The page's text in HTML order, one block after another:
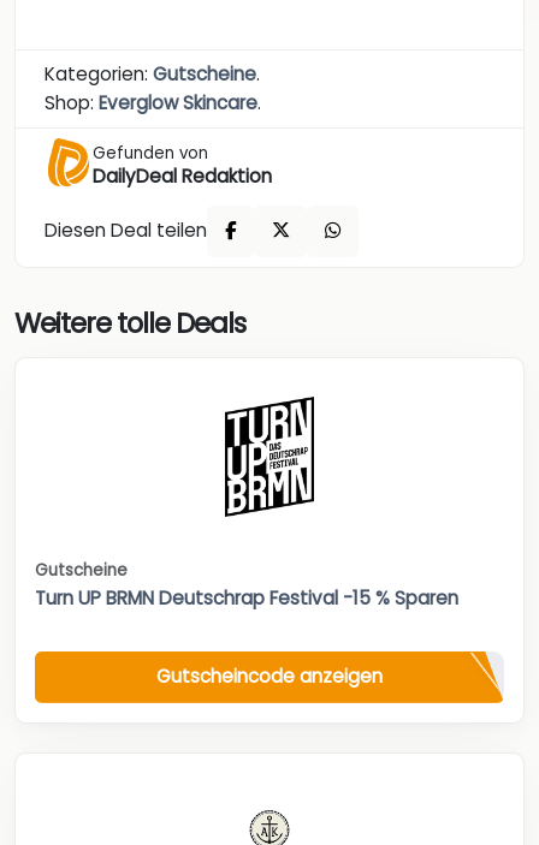
Kategorien: Gutscheine.
Shop: Everglow Skincare.
Gefunden von
DailyDeal Redaktion
Diesen Deal teilen
Weitere tolle Deals
Gutscheine
Turn UP BRMN Deutschrap Festival -15 % Sparen
Gutscheincode anzeigen